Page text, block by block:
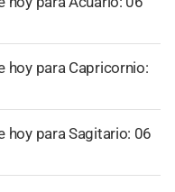
hoy para Capricornio:
hoy para Sagitario: 06